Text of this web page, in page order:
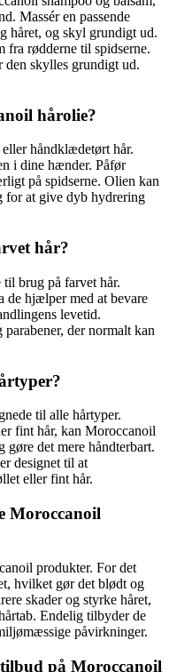
Massér en passende
håret, og skyl grundigt ud.
fra rødderne til spidserne.
den skylles grundigt ud.
hårolie?
håndklædetørt hår.
i dine hænder. Påfør
på spidserne. Olien kan
for at give dyb hydrering
hår?
brug på farvet hår.
hjælper med at bevare
levetid.
der normalt kan
til alle hårtyper.
fint hår, kan Moroccanoil
gøre det mere håndterbart.
designet til at
eller fint hår.
Moroccanoil
produkter. For det
hvilket gør det blødt og
skader og styrke håret,
Endelig tilbyder de
påvirkninger.
på Moroccanoil